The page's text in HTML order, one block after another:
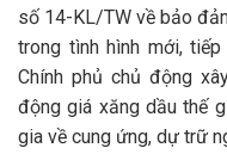
số 14-KL/TW về bảo
trong tình hình mới,
Chính phủ chủ động
động giá xăng dầu thế
gia về cung ứng, dự trữ